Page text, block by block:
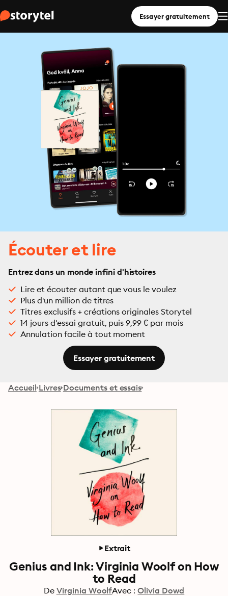
Essayer gratuitement
Écouter et lire
Entrez dans un monde infini d'histoires
Lire et écouter autant que vous le voulez
Plus d'un million de titres
Titres exclusifs + créations originales Storytel
14 jours d'essai gratuit, puis 9,99 € par mois
Annulation facile à tout moment
Essayer gratuitement
Accueil Livres Documents et essais
Extrait
Genius and Ink: Virginia Woolf on How
to Read
De Virginia WoolfAvec : Olivia Dowd